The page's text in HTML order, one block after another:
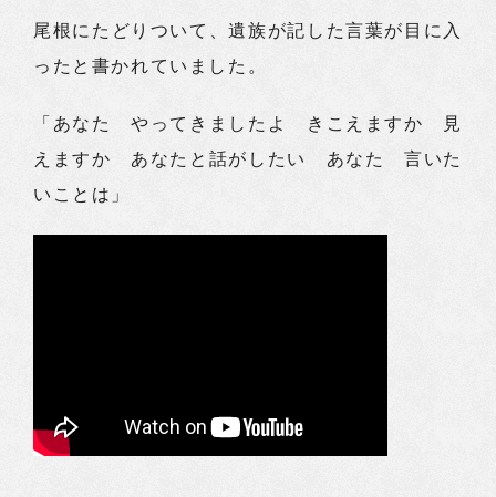
尾根にたどりついて、遺族が記した言葉が目に入
ったと書かれていました。
「あなた やってきましたよ きこえますか 見
えますか あなたと話がしたい あなた 言いた
いことは」